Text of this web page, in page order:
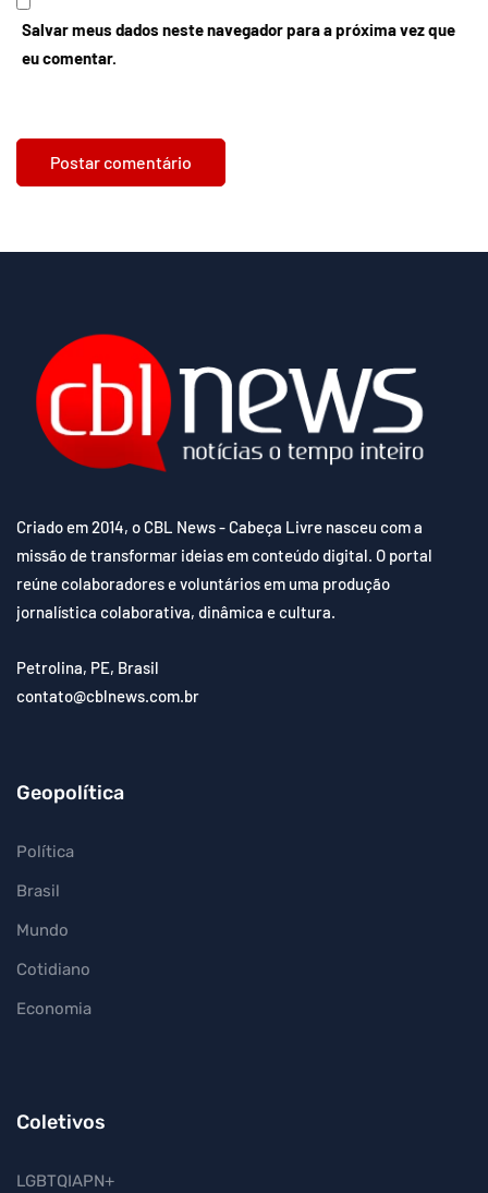
Salvar meus dados neste navegador para a próxima vez que
eu comentar.
Criado em 2014, o CBL News - Cabeça Livre nasceu com a
missão de transformar ideias em conteúdo digital. O portal
reúne colaboradores e voluntários em uma produção
jornalística colaborativa, dinâmica e cultura.
Petrolina, PE, Brasil
contato@cblnews.com.br
Geopolítica
Política
Brasil
Mundo
Cotidiano
Economia
Coletivos
LGBTQIAPN+